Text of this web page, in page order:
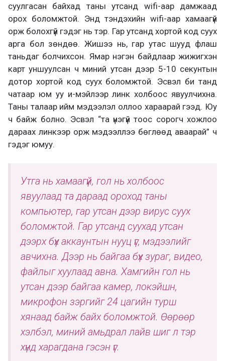
суулгасан байхад таны утсанд wifi-аар дамжаад
орох боломжтой. Энд тэндэхийн wifi-аар хамаагүй
орж болохгүй гэдэг нь тэр. Гар утсанд хортой код суух
арга бол зөндөө. Жишээ нь, гар утас шууд флаш
таньдаг болчихсон. Ямар нэгэн байдлаар жижигхэн
карт уншуулсан ч миний утсан дээр 5-10 секунтын
дотор хортой код суух боломжтой. Эсвэл би танд
чатаар юм уу и-мэйлээр линк холбоос явуулчихна.
Таны талаар ийм мэдээлэл оллоо хараарай гээд. Юу
ч байж болно. Эсвэл “та үнэгүй тоос сорогч хожлоо
дараах линкээр орж мэдээллээ бөглөөд аваарай” ч
гэдэг юмуу.
Утга нь хамаагүй, гол нь холбоос
явуулаад та дараад ороход таны
компьютер, гар утсан дээр вирус суух
боломжтой. Гар утсанд суухад утсан
дээрх бүх аккаунтын нууц үг, мэдээлийг
авчихна. Дээр нь байгаа бүх зураг, видео,
файлыг хуулаад авна. Хамгийн гол нь
утсан дээр байгаа камер, локэйшн,
микрофон зэргийг 24 цагийн турш
хянаад байж байх боломжтой. Өөрөөр
хэлбэл, миний амьдрал лайв шиг л тэр
хүнд харагдана гэсэн үг.